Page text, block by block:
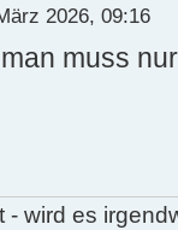
2026, 09:16
muss
wird es